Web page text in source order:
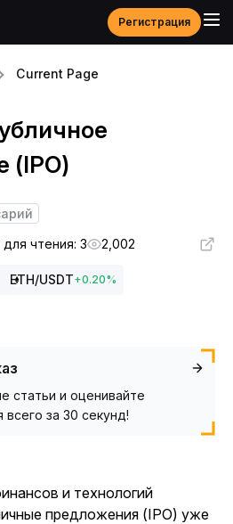
Регистрация
Current Page
(IPO)
чтения: 3 2,002
ETH/USDT+0.20%
статьи и оценивайте
за 30 секунд!
и технологий
предложения (IPO) уже